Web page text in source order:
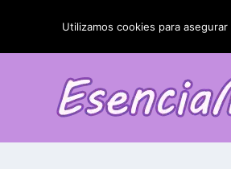
TENDENCIAS: La
Utilizamos cookies para